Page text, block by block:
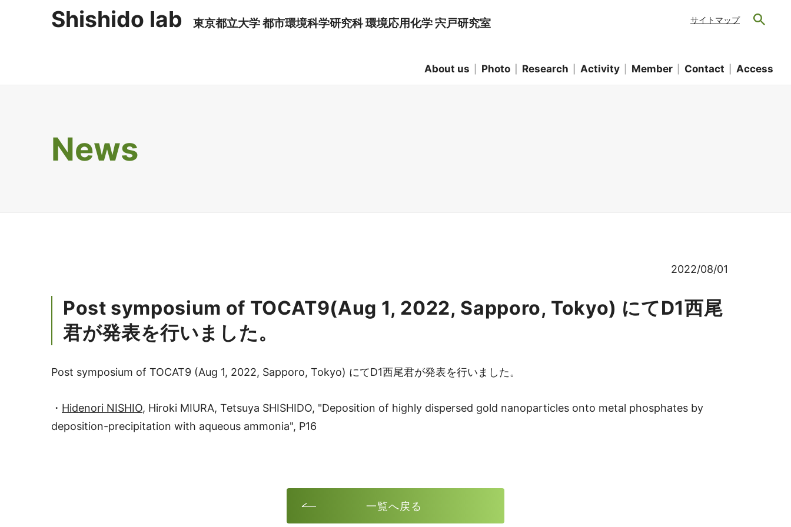
News
2022/08/01
Post symposium of TOCAT9(Aug 1, 2022, Sapporo, Tokyo) にてD1西尾
君が発表を行いました。
Post symposium of TOCAT9 (Aug 1, 2022, Sapporo, Tokyo) にてD1西尾君が発表を行いました。
・ Hidenori NISHIO, Hiroki MIURA, Tetsuya SHISHIDO, "Deposition of highly dispersed gold nanoparticles onto metal phosphates by
deposition-precipitation with aqueous ammonia", P16
一覧へ戻る
サイトマップ
About us Photo Research Activity
Shishido CV Miura CV
Member Contact Access
Shishido lab 東京都立大学 都市環境科学研究科 環境応用化学 宍戸研究室